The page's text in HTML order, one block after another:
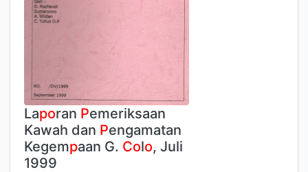
Laporan Pemeriksaan
Kawah dan Pengamatan
Kegempaan G. Colo, Juli
1999